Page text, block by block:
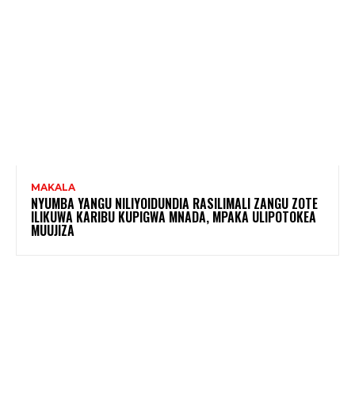
MAKALA
NYUMBA YANGU NILIYOIDUNDIA RASILIMALI ZANGU ZOTE
ILIKUWA KARIBU KUPIGWA MNADA, MPAKA ULIPOTOKEA
MUUJIZA